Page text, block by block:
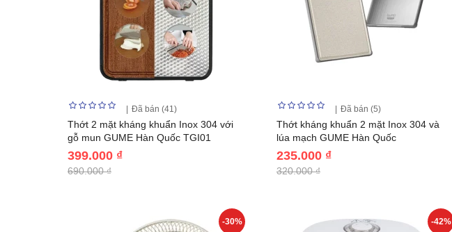
Đã bán (41)
Thớt 2 mặt kháng khuẩn Inox 304 với
gỗ mun GUME Hàn Quốc TGI01
399.000 ₫
690.000 ₫
Đã bán (5)
Thớt kháng khuẩn 2 mặt Inox 304 và
lúa mạch GUME Hàn Quốc
235.000 ₫
320.000 ₫
-30% -42%